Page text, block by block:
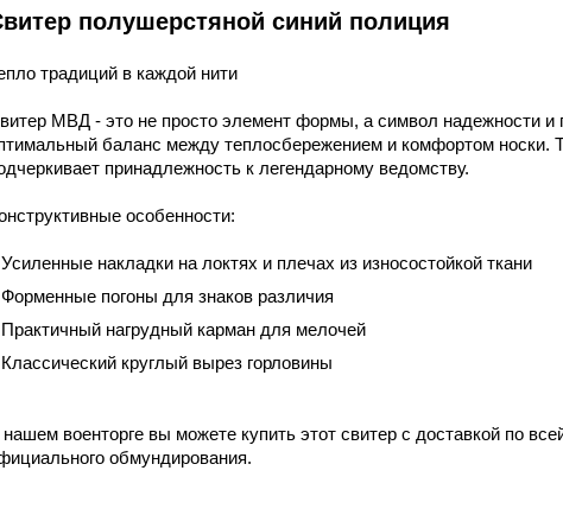
полушерстяной синий полиция
традиций в каждой нити
МВД - это не просто элемент формы, а символ надежности и
баланс между теплосбережением и комфортом носки.
принадлежность к легендарному ведомству.
особенности:
Усиленные накладки на локтях и плечах из износостойкой ткани
Форменные погоны для знаков различия
Практичный нагрудный карман для мелочей
Классический круглый вырез горловины
военторге вы можете купить этот свитер с доставкой по
обмундирования.